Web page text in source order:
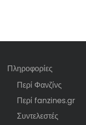
Πληροφορίες
Περί Φανζίνς
Περί fanzines.gr
Συντελεστές